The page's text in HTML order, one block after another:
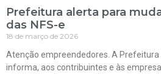
Prefeitura alerta para
das NFS-e
18 de março de 2026
Atenção empreendedores. A Prefeitura
informa, aos contribuintes e às